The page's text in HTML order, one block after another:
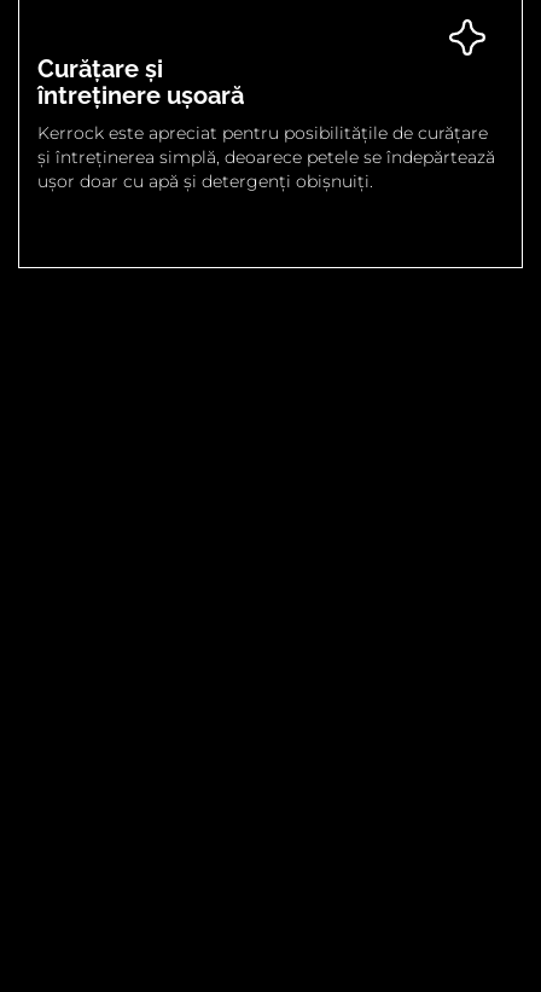
Curățare și
întreținere ușoară
Kerrock este apreciat pentru posibilitățile de curățare
și întreținerea simplă, deoarece petele se îndepărtează
ușor doar cu apă și detergenți obișnuiți.